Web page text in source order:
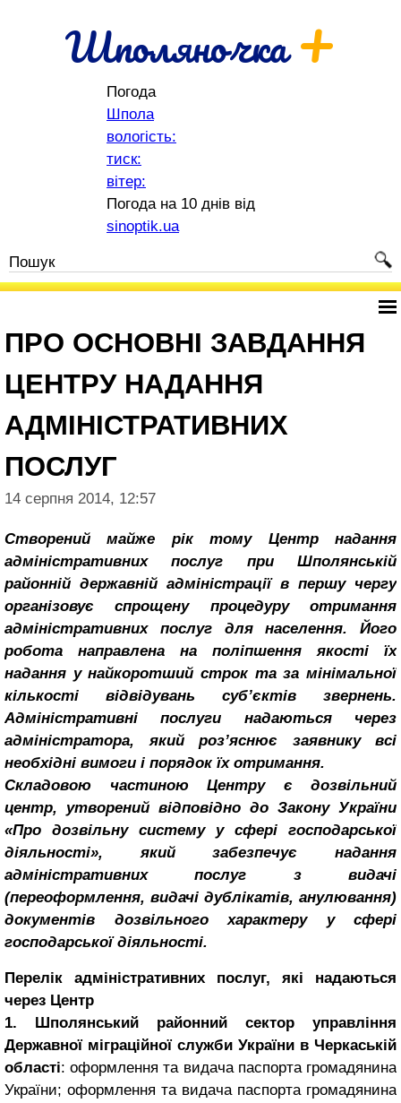
Шполяночка+
Погода
Шпола
вологість:
тиск:
вітер:
Погода на 10 днів від
sinoptik.ua
ПРО ОСНОВНІ ЗАВДАННЯ
ЦЕНТРУ НАДАННЯ
АДМІНІСТРАТИВНИХ
ПОСЛУГ
14 серпня 2014, 12:57
Створений майже рік тому Центр надання
адміністративних послуг при Шполянській
районній державній адміністрації в першу чергу
організовує спрощену процедуру отримання
адміністративних послуг для населення. Його
робота направлена на поліпшення якості їх
надання у найкоротший строк та за мінімальної
кількості відвідувань суб’єктів звернень.
Адміністративні послуги надаються через
адміністратора, який роз’яснює заявнику всі
необхідні вимоги і порядок їх отримання.
Складовою частиною Центру є дозвільний
центр, утворений відповідно до Закону України
«Про дозвільну систему у сфері господарської
діяльності», який забезпечує надання
адміністративних послуг з видачі
(переоформлення, видачі дублікатів, анулювання)
документів дозвільного характеру у сфері
господарської діяльності.
Перелік адміністративних послуг, які надаються
через Центр
1. Шполянський районний сектор управління
Державної міграційної служби України в Черкаській
області: оформлення та видача паспорта громадянина
України; оформлення та видача паспорта громадянина